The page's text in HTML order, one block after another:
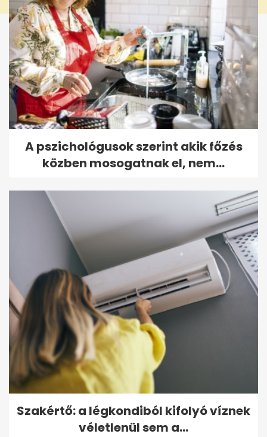
A pszichológusok szerint akik főzés
közben mosogatnak el, nem...
Szakértő: a légkondiból kifolyó víznek
véletlenül sem a...